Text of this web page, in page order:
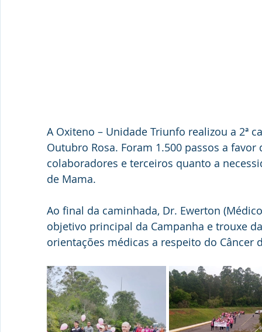
A Oxiteno – Unidade Triunfo realizou a 2ª
Outubro Rosa. Foram 1.500 passos a
colaboradores e terceiros quanto a
de Mama.
Ao final da caminhada, Dr. Ewerton
objetivo principal da Campanha e trouxe
orientações médicas a respeito do Câncer